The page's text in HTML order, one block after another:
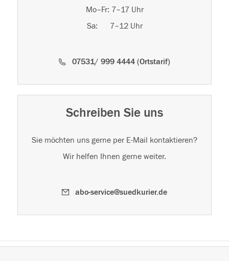
Mo–Fr: 7–17 Uhr
Sa: 7–12 Uhr
07531/ 999 4444 (Ortstarif)
Schreiben Sie uns
Sie möchten uns gerne per E-Mail kontaktieren?
Wir helfen Ihnen gerne weiter.
abo-service@suedkurier.de